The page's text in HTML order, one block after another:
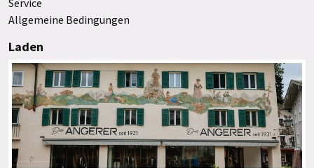
Allgemeine Bedingungen
Laden